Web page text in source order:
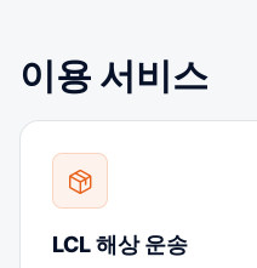
이용 서비스
LCL 해상 운송